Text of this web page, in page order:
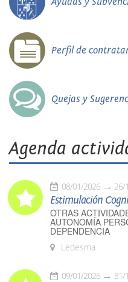
Perfil de
Quejas y
Agenda
08/01/2026 26/
Estimulación
OTRAS
AUTONOMÍA
DEPENDENCIA
Ledesma
09/01/2026 31/